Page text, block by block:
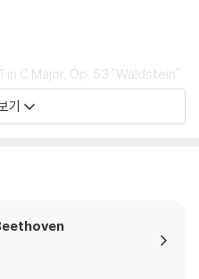
in C Major, Op. 53 "Waldstein"
in C minor, Op. 111
Op. 17/6
기